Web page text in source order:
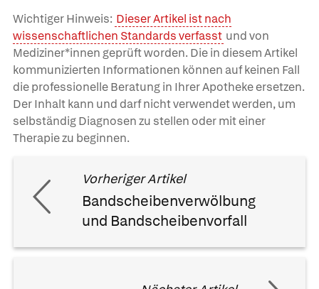
Wichtiger Hinweis: Dieser Artikel ist nach
wissenschaftlichen Standards verfasst und von
Mediziner*innen geprüft worden. Die in diesem Artikel
kommunizierten Informationen können auf keinen Fall
die professionelle Beratung in Ihrer Apotheke ersetzen.
Der Inhalt kann und darf nicht verwendet werden, um
selbständig Diagnosen zu stellen oder mit einer
Therapie zu beginnen.
Vorheriger Artikel
Bandscheibenverwölbung
und Bandscheibenvorfall